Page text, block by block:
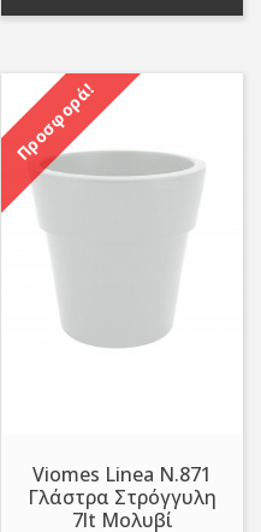
Προσφορά!
Viomes Linea N.871
Γλάστρα Στρόγγυλη
7lt Μολυβί